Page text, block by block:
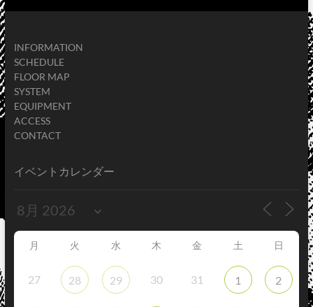
INFORMATION
SCHEDULE
FLOOR MAP
SYSTEM
EQUIPMENT
ACCESS
CONTACT
イベントカレンダー
月 火 水 木 金 土 日
27 28 29 30 31 1 2